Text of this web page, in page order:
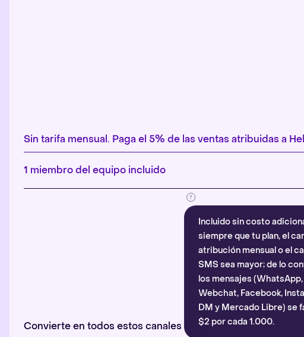
Sin tarifa mensual. Paga el 5% de las ventas atribuidas a
1 miembro del equipo incluido
Convierte en todos estos canales
Incluido sin costo
siempre que tu plan, el
atribución mensual o el
SMS sea mayor; de lo
los mensajes (WhatsApp,
Webchat, Facebook,
DM y Mercado Libre) se
$2 por cada 1.000.